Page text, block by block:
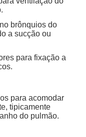
brônquios do
a sucção ou
para fixação a
para acomodar
tipicamente
do pulmão.